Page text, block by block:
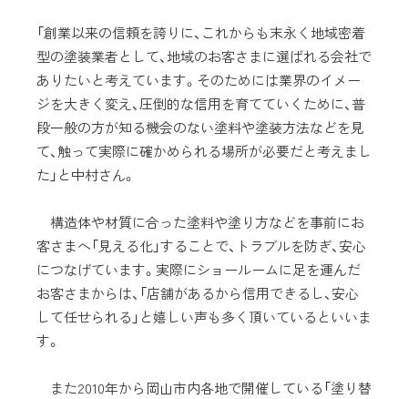
「創業以来の信頼を誇りに、これからも末永く地域密着
型の塗装業者として、地域のお客さまに選ばれる会社で
ありたいと考えています。そのためには業界のイメー
ジを大きく変え、圧倒的な信用を育てていくために、普
段一般の方が知る機会のない塗料や塗装方法などを見
て、触って実際に確かめられる場所が必要だと考えまし
た」と中村さん。
構造体や材質に合った塗料や塗り方などを事前にお
客さまへ「見える化」することで、トラブルを防ぎ、安心
につなげています。実際にショールームに足を運んだ
お客さまからは、「店舗があるから信用できるし、安心
して任せられる」と嬉しい声も多く頂いているといいま
す。
また2010年から岡山市内各地で開催している「塗り替